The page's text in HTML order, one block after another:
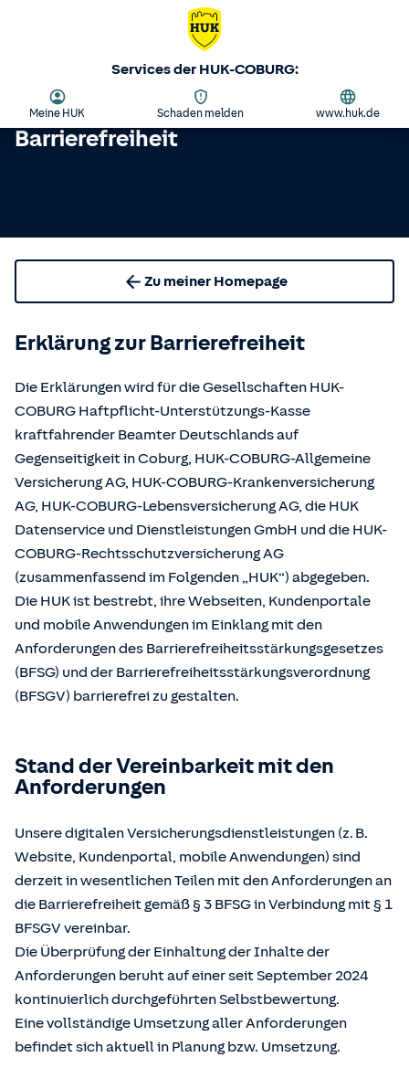
Services der HUK-COBURG:
Meine HUK Schaden melden www.huk.de
Barrierefreiheit
Zu meiner Homepage
Erklärung zur Barrierefreiheit
Die Erklärungen wird für die Gesellschaften HUK-
COBURG Haftpflicht-Unterstützungs-Kasse
kraftfahrender Beamter Deutschlands auf
Gegenseitigkeit in Coburg, HUK-COBURG-Allgemeine
Versicherung AG, HUK-COBURG-Krankenversicherung
AG, HUK-COBURG-Lebensversicherung AG, die HUK
Datenservice und Dienstleistungen GmbH und die HUK-
COBURG-Rechtsschutzversicherung AG
(zusammenfassend im Folgenden „HUK“) abgegeben.
Die HUK ist bestrebt, ihre Webseiten, Kundenportale
und mobile Anwendungen im Einklang mit den
Anforderungen des Barrierefreiheitsstärkungsgesetzes
(BFSG) und der Barrierefreiheitsstärkungsverordnung
(BFSGV) barrierefrei zu gestalten.
Stand der Vereinbarkeit mit den
Anforderungen
Unsere digitalen Versicherungsdienstleistungen (z. B.
Website, Kundenportal, mobile Anwendungen) sind
derzeit in wesentlichen Teilen mit den Anforderungen an
die Barrierefreiheit gemäß § 3 BFSG in Verbindung mit § 1
BFSGV vereinbar.
Die Überprüfung der Einhaltung der Inhalte der
Anforderungen beruht auf einer seit September 2024
kontinuierlich durchgeführten Selbstbewertung.
Eine vollständige Umsetzung aller Anforderungen
befindet sich aktuell in Planung bzw. Umsetzung.